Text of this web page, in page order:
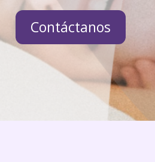
Contáctanos